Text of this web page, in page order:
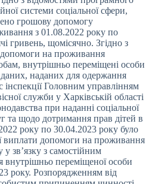
системи соціальної сфери,
грошову допомогу
з 01.08.2022 року по
гривень, щомісячно. Згідно з
на проживання
внутрішньо переміщені особи
даних, наданих для одержання
інспекції Головним управлінням
служби у Харківській області
при наданні соціальної
та щодо дотримання прав дітей в
року по 30.04.2023 року було
виплати допомоги на проживання
зв’язку з самостійним
внутрішньо переміщеної особи
року. Розпорядженням від